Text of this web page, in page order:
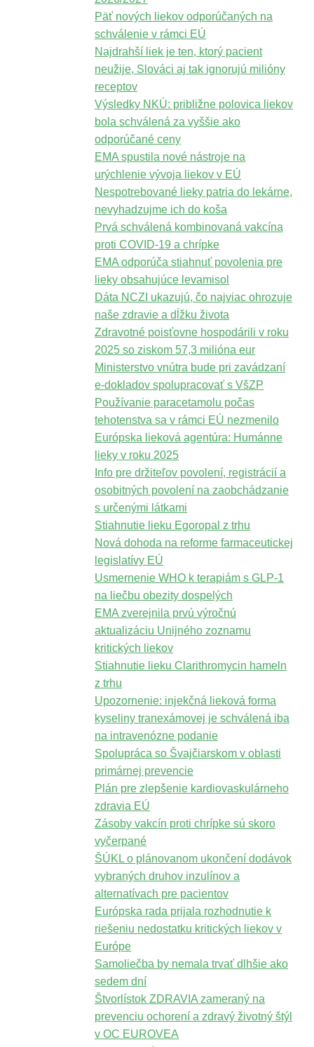
Päť nových liekov odporúčaných na
schválenie v rámci EÚ
Najdrahší liek je ten, ktorý pacient
neužije, Slováci aj tak ignorujú milióny
receptov
Výsledky NKÚ: približne polovica liekov
bola schválená za vyššie ako
odporúčané ceny
EMA spustila nové nástroje na
urýchlenie vývoja liekov v EÚ
Nespotrebované lieky patria do lekárne,
nevyhadzujme ich do koša
Prvá schválená kombinovaná vakcína
proti COVID-19 a chrípke
EMA odporúča stiahnuť povolenia pre
lieky obsahujúce levamisol
Dáta NCZI ukazujú, čo najviac ohrozuje
naše zdravie a dĺžku života
Zdravotné poisťovne hospodárili v roku
2025 so ziskom 57,3 milióna eur
Ministerstvo vnútra bude pri zavádzaní
e-dokladov spolupracovať s VšZP
Používanie paracetamolu počas
tehotenstva sa v rámci EÚ nezmenilo
Európska lieková agentúra: Humánne
lieky v roku 2025
Info pre držiteľov povolení, registrácií a
osobitných povolení na zaobchádzanie
s určenými látkami
Stiahnutie lieku Egoropal z trhu
Nová dohoda na reforme farmaceutickej
legislatívy EÚ
Usmernenie WHO k terapiám s GLP-1
na liečbu obezity dospelých
EMA zverejnila prvú výročnú
aktualizáciu Unijného zoznamu
kritických liekov
Stiahnutie lieku Clarithromycin hameln
z trhu
Upozornenie: injekčná lieková forma
kyseliny tranexámovej je schválená iba
na intravenózne podanie
Spolupráca so Švajčiarskom v oblasti
primárnej prevencie
Plán pre zlepšenie kardiovaskulárneho
zdravia EÚ
Zásoby vakcín proti chrípke sú skoro
vyčerpané
ŠÚKL o plánovanom ukončení dodávok
vybraných druhov inzulínov a
alternatívach pre pacientov
Európska rada prijala rozhodnutie k
riešeniu nedostatku kritických liekov v
Európe
Samoliečba by nemala trvať dlhšie ako
sedem dní
Štvorlístok ZDRAVIA zameraný na
prevenciu ochorení a zdravý životný štýl
v OC EUROVEA